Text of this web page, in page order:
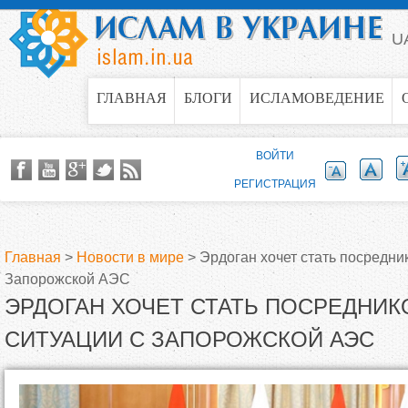
Jump to navigation
ГЛАВНАЯ БЛОГИ ИСЛАМОВЕДЕНИЕ
В
ы
з
Главная > Новости в мире > Эрдоган хочет стать
Запорожской АЭС
ЭРДОГАН ХОЧЕТ СТАТЬ
СИТУАЦИИ С ЗАПОРОЖСКОЙ АЭС
ВОЙТИ
РЕГИСТРАЦИЯ